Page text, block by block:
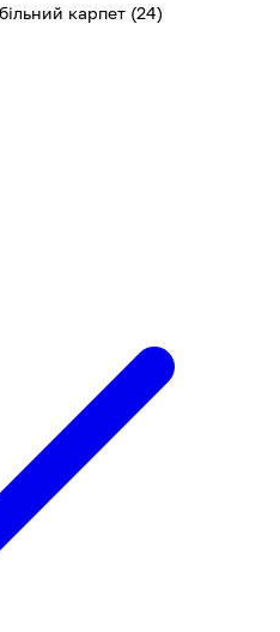
карпет (24)